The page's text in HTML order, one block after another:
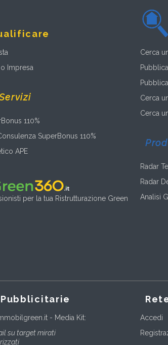
Impresa
110%
SuperBonus 110%
APE
per la tua Ristrutturazione Green
Cerca
Cerca
Cerca
Radar
Radar
Analisi
- Media Kit:
su target mirati
Accedi